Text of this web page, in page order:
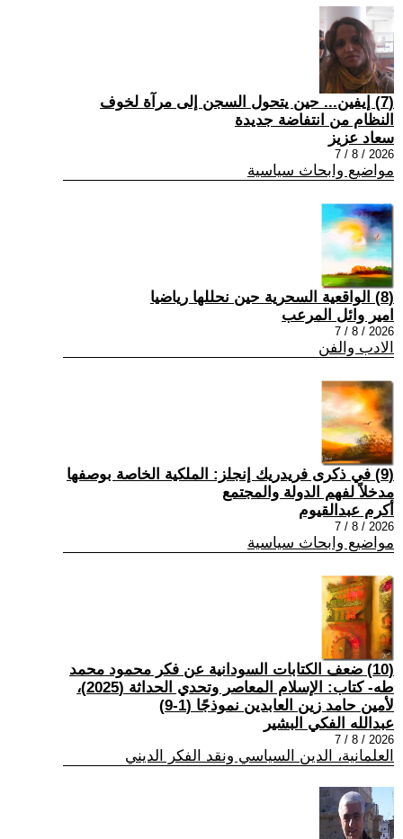
(7) إيفين... حين يتحول السجن إلى مرآة لخوف
النظام من انتفاضة جديدة
سعاد عزيز
2026 / 8 / 7
مواضيع وابحاث سياسية
(8) الواقعية السحرية حين نحللها رياضيا
امير وائل المرعب
2026 / 8 / 7
الادب والفن
(9) في ذكرى فريدريك إنجلز: الملكية الخاصة بوصفها
مدخلاً لفهم الدولة والمجتمع
أكرم عبدالقيوم
2026 / 8 / 7
مواضيع وابحاث سياسية
(10) ضعف الكتابات السودانية عن فكر محمود محمد
طه- كتاب: الإسلام المعاصر وتحدي الحداثة (2025)،
لأمين حامد زين العابدين نموذجًا (1-9)
عبدالله الفكي البشير
2026 / 8 / 7
العلمانية، الدين السياسي ونقد الفكر الديني